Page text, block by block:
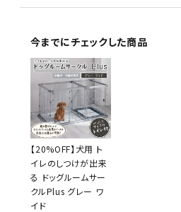
今までにチェックした商品
【20%OFF】犬用 ト
イレのしつけが出来
る ドッグルームサー
クルPlus グレー ワ
イド